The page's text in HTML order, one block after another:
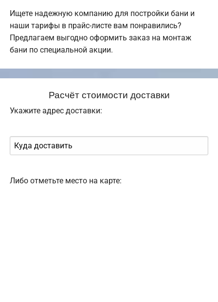
Ищете надежную компанию для постройки бани и
наши тарифы в прайс-листе вам понравились?
Предлагаем выгодно оформить заказ на монтаж
бани по специальной акции.
Расчёт стоимости доставки
Укажите адрес доставки:
Либо отметьте место на карте: